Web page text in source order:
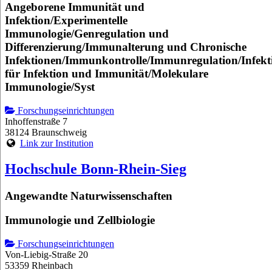
Angeborene Immunität und
Infektion/Experimentelle
Immunologie/Genregulation und
Differenzierung/Immunalterung und Chronische
Infektionen/Immunkontrolle/Immunregulation/
für Infektion und Immunität/Molekulare
Immunologie/Syst
Forschungseinrichtungen
Inhoffenstraße 7
38124 Braunschweig
Link zur Institution
Hochschule Bonn-Rhein-Sieg
Angewandte Naturwissenschaften
Immunologie und Zellbiologie
Forschungseinrichtungen
Von-Liebig-Straße 20
53359 Rheinbach